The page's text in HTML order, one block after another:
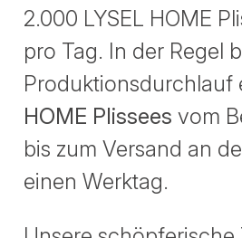
2.000 LYSEL HOME
pro Tag. In der Regel
Produktionsdurchlauf
HOME Plissees vom
bis zum Versand an
einen Werktag.